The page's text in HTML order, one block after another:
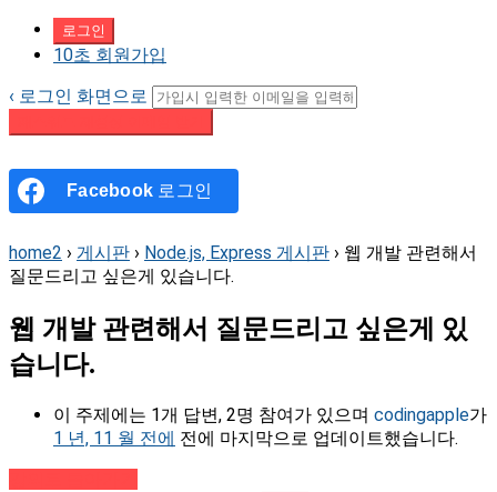
10초 회원가입
‹ 로그인 화면으로
Facebook 로그인
home2 › 게시판 › Node.js, Express 게시판 › 웹 개발 관련해서
질문드리고 싶은게 있습니다.
웹 개발 관련해서 질문드리고 싶은게 있
습니다.
이 주제에는 1개 답변, 2명 참여가 있으며 codingapple가
1 년, 11 월 전에 전에 마지막으로 업데이트했습니다.